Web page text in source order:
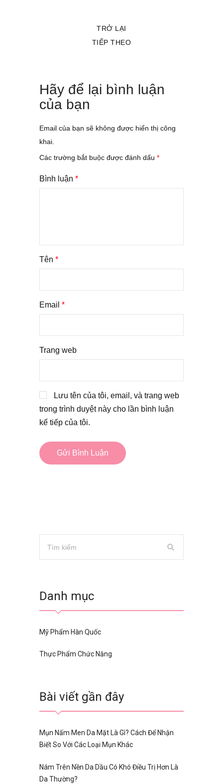
TRỞ LẠI
TIẾP THEO
Hãy để lại bình luận
của bạn
Email của bạn sẽ không được hiển thị công
khai.
Các trường bắt buộc được đánh dấu *
Bình luận *
Tên *
Email *
Trang web
Lưu tên của tôi, email, và trang web
trong trình duyệt này cho lần bình luận
kế tiếp của tôi.
Danh mục
Mỹ Phẩm Hàn Quốc
Thực Phẩm Chức Năng
Bài viết gần đây
Mụn Nấm Men Da Mặt Là Gì? Cách Để Nhận
Biết So Với Các Loại Mụn Khác
Nám Trên Nền Da Dầu Có Khó Điều Trị Hơn Là
Da Thường?